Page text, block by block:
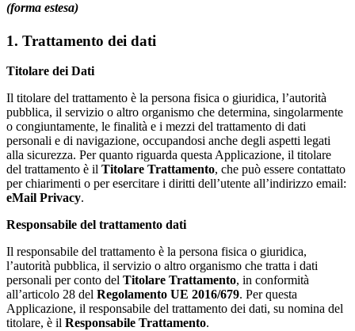
(forma estesa)
1. Trattamento dei dati
Titolare dei Dati
Il titolare del trattamento è la persona fisica o giuridica, l’autorità
pubblica, il servizio o altro organismo che determina, singolarmente
o congiuntamente, le finalità e i mezzi del trattamento di dati
personali e di navigazione, occupandosi anche degli aspetti legati
alla sicurezza. Per quanto riguarda questa Applicazione, il titolare
del trattamento è il Titolare Trattamento, che può essere contattato
per chiarimenti o per esercitare i diritti dell’utente all’indirizzo email:
eMail Privacy.
Responsabile del trattamento dati
Il responsabile del trattamento è la persona fisica o giuridica,
l’autorità pubblica, il servizio o altro organismo che tratta i dati
personali per conto del Titolare Trattamento, in conformità
all’articolo 28 del Regolamento UE 2016/679. Per questa
Applicazione, il responsabile del trattamento dei dati, su nomina del
titolare, è il Responsabile Trattamento.